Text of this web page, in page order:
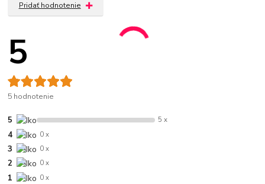
Pridať hodnotenie
5
5 hodnotenie
5 5 x
4 0 x
3 0 x
2 0 x
1 0 x